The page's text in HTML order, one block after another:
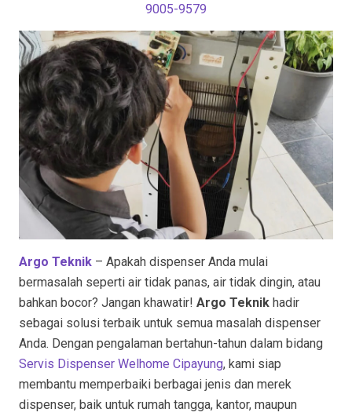
9005-9579
Argo Teknik – Apakah dispenser Anda mulai
bermasalah seperti air tidak panas, air tidak dingin, atau
bahkan bocor? Jangan khawatir! Argo Teknik hadir
sebagai solusi terbaik untuk semua masalah dispenser
Anda. Dengan pengalaman bertahun-tahun dalam bidang
Servis Dispenser Welhome Cipayung, kami siap
membantu memperbaiki berbagai jenis dan merek
dispenser, baik untuk rumah tangga, kantor, maupun